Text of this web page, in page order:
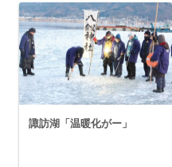
諏訪湖「温暖化がー」